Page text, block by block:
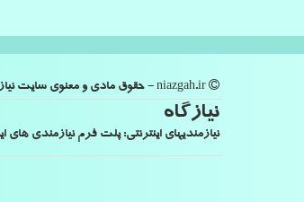
نیازگاه
نیازمندیهای اینترنتی: پلت فرم نیازمندی